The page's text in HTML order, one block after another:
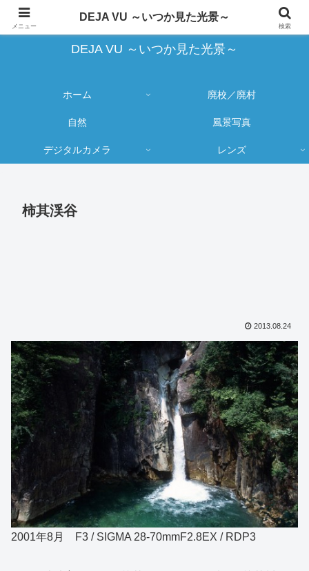
蔵出し写真の大売り出しとカメラ物欲のブログ
DEJA VU ～いつか見た光景～
ホーム 廃校／廃村
自然 風景写真
デジタルカメラ レンズ
柿其渓谷
2013.08.24
2001年8月 F3 / SIGMA 28-70mmF2.8EX / RDP3
メニュー
DEJA VU ～いつか見た光景～
検索